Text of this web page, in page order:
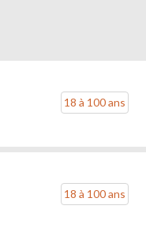
18 à 100 ans
18 à 100 ans